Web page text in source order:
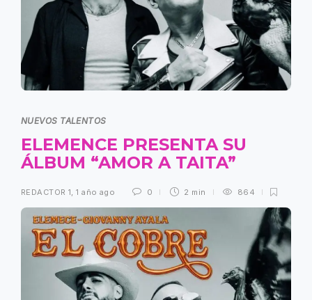
NUEVOS TALENTOS
ELEMENCE PRESENTA SU
ÁLBUM “AMOR A TAITA”
REDACTOR 1,1 año ago 0 2 min 864